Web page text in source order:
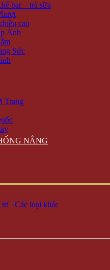
bar – trà sữa
cao
Ảnh
Sức
Trang
NẮNG
trí / Các loại khác